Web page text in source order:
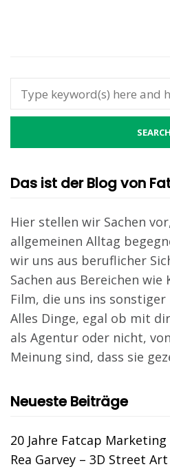
Das ist der Blog von
Hier stellen wir Sachen
allgemeinen Alltag
wir uns aus beruflicher
Sachen aus Bereichen
Film, die uns ins
Alles Dinge, egal ob mit
als Agentur oder nicht,
Meinung sind, dass sie
Neueste Beiträge
20 Jahre Fatcap Marketing
Rea Garvey – 3D Street Art